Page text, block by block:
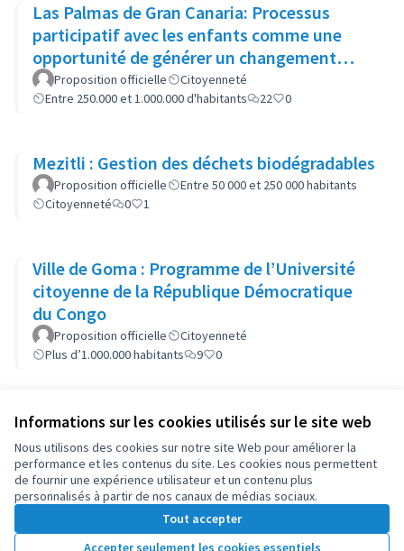
Informations sur les cookies utilisés sur le site web
Nous utilisons des cookies sur notre site Web pour améliorer la
performance et les contenus du site. Les cookies nous permettent
de fournir une expérience utilisateur et un contenu plus
personnalisés à partir de nos canaux de médias sociaux.
Tout accepter
Accepter seulement les cookies essentiels
Las Palmas de Gran Canaria: Processus
participatif avec les enfants comme une
opportunité de générer un changement
dans les politiques municipales
Proposition officielle
Citoyenneté
Entre 250.000 et 1.000.000 d'habitants
22 0
Mezitli : Gestion des déchets biodégradables
Proposition officielle
Entre 50 000 et 250 000 habitants
Citoyenneté
0 1
Ville de Goma : Programme de l’Université
citoyenne de la République Démocratique
du Congo
Proposition officielle
Citoyenneté
Plus d’1.000.000 habitants
9 0
Conditions d'utilisation
Paramètres des cookies
OIDP sur X
(Lien externe)
OIDP sur Facebook
(Lien externe)
OIDP sur YouTube
(Lien externe)
Français
Choose languageChoisir la langueElegir el idioma